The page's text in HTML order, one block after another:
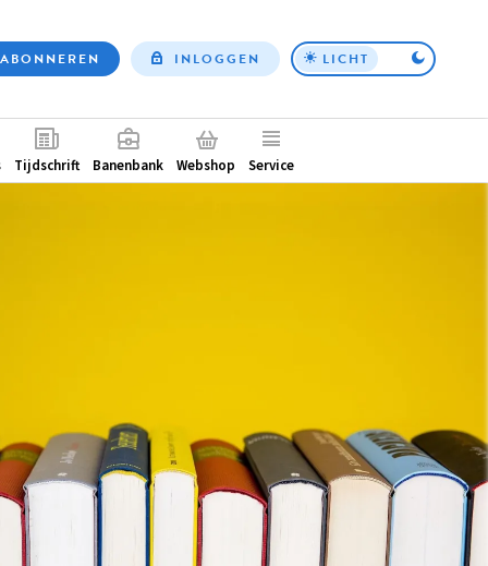
Top
ABONNEREN INLOGGEN LICHT
Tijdschrift Banenbank Webshop Service